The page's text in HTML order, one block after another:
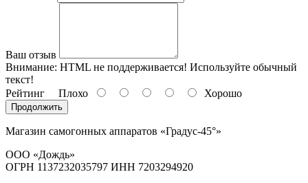
Ваш отзыв
Внимание: HTML не поддерживается! Используйте обычный
текст!
Рейтинг Плохо Хорошо
Продолжить
Магазин самогонных аппаратов «Градус-45°»
ООО «Дождь»
ОГРН 1137232035797 ИНН 7203294920